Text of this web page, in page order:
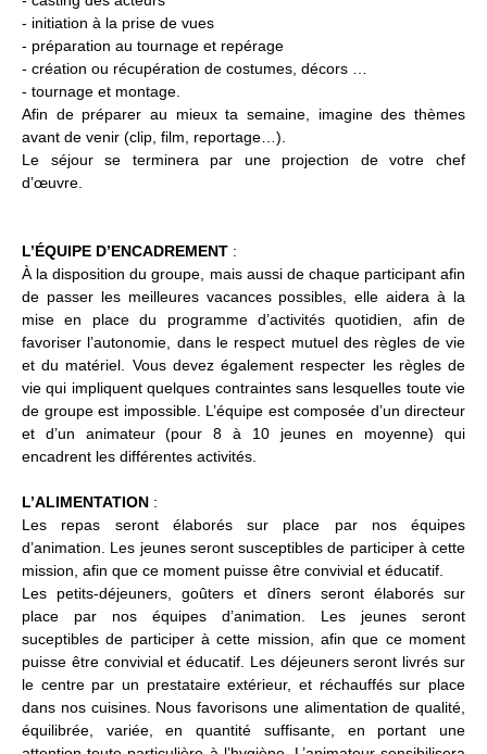
- initiation à la prise de vues
- préparation au tournage et repérage
- création ou récupération de costumes, décors …
- tournage et montage.
Afin de préparer au mieux ta semaine, imagine des thèmes
avant de venir (clip, film, reportage…).
Le séjour se terminera par une projection de votre chef
d’œuvre.
L’ÉQUIPE D’ENCADREMENT :
À la disposition du groupe, mais aussi de chaque participant afin
de passer les meilleures vacances possibles, elle aidera à la
mise en place du programme d’activités quotidien, afin de
favoriser l’autonomie, dans le respect mutuel des règles de vie
et du matériel. Vous devez également respecter les règles de
vie qui impliquent quelques contraintes sans lesquelles toute vie
de groupe est impossible. L’équipe est composée d’un directeur
et d’un animateur (pour 8 à 10 jeunes en moyenne) qui
encadrent les différentes activités.
L’ALIMENTATION :
Les repas seront élaborés sur place par nos équipes
d’animation. Les jeunes seront susceptibles de participer à cette
mission, afin que ce moment puisse être convivial et éducatif.
Les petits-déjeuners, goûters et dîners seront élaborés sur
place par nos équipes d’animation. Les jeunes seront
suceptibles de participer à cette mission, afin que ce moment
puisse être convivial et éducatif. Les déjeuners seront livrés sur
le centre par un prestataire extérieur, et réchauffés sur place
dans nos cuisines. Nous favorisons une alimentation de qualité,
équilibrée, variée, en quantité suffisante, en portant une